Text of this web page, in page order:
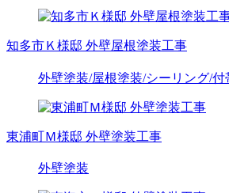
知多市Ｋ様邸 外壁屋根塗装工事
外壁塗装/屋根塗装/シーリング/付
東浦町Ｍ様邸 外壁塗装工事
外壁塗装